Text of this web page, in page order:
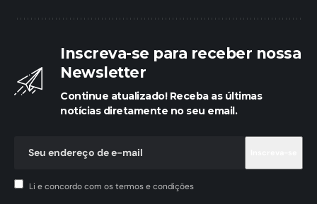
Inscreva-se para receber nossa
Newsletter
Continue atualizado! Receba as últimas
notícias diretamente no seu email.
Li e concordo com os termos e condições